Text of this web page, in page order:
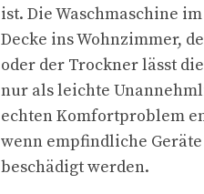
ist. Die Waschmaschine
Decke ins Wohnzimmer,
oder der Trockner lässt
nur als leichte
echten Komfortproblem
wenn empfindliche
beschädigt werden.